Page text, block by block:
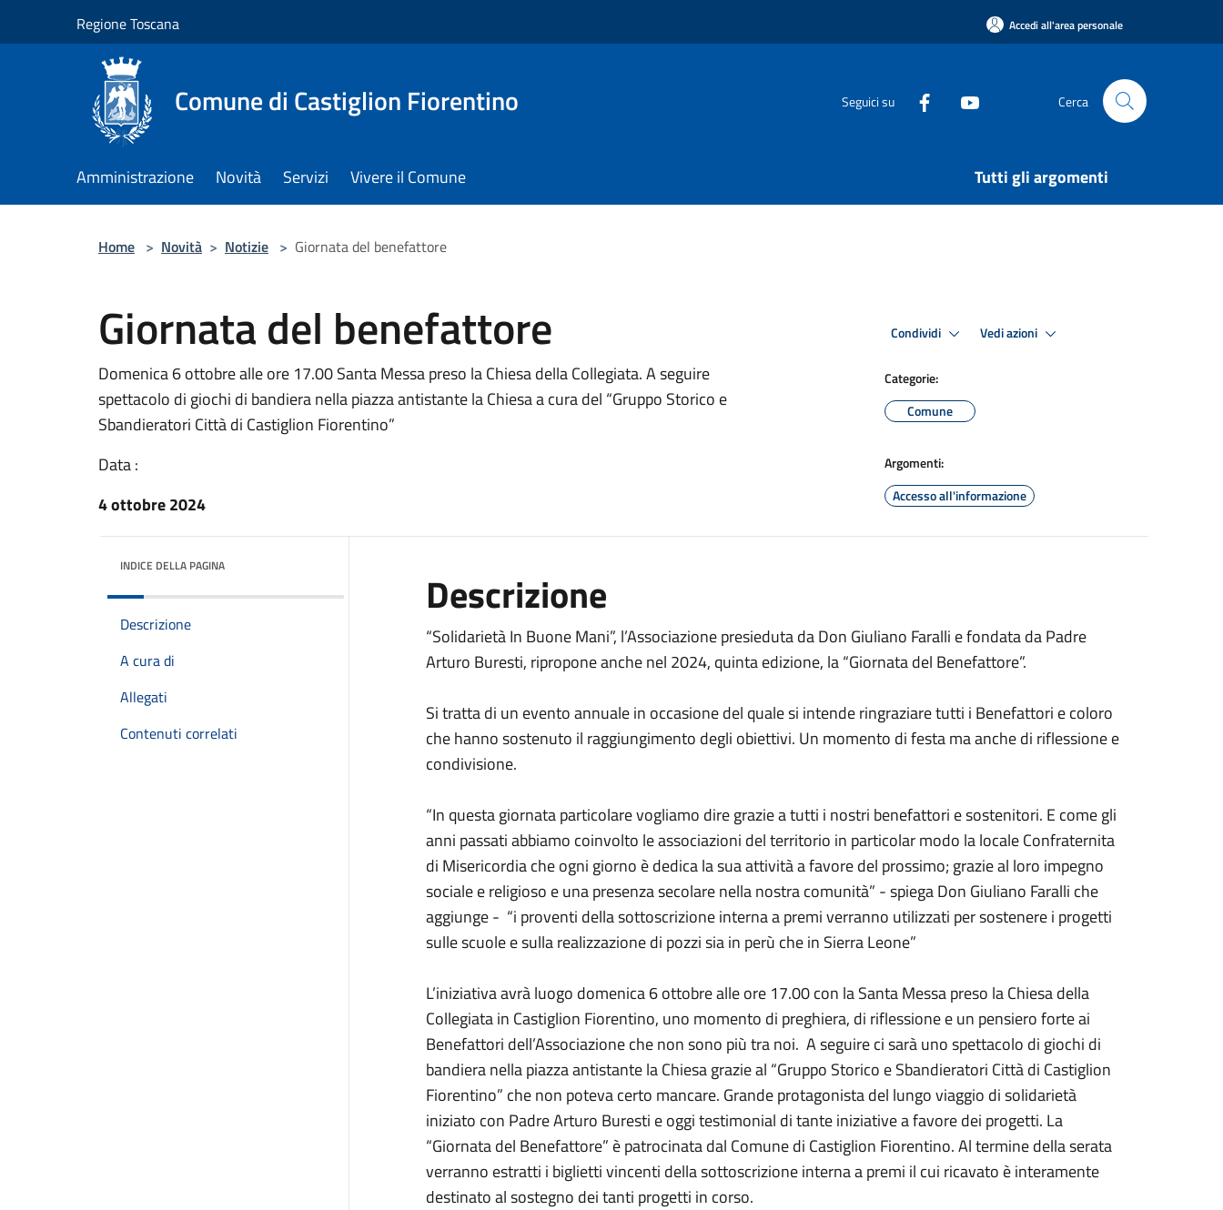
Regione Toscana Accedi all'area personale
Comune di Castiglion Fiorentino Seguici su Cerca
Amministrazione Novità Servizi Vivere il Comune Tutti gli argomenti
Home > Novità > Notizie > Giornata del benefattore
Giornata del benefattore
Domenica 6 ottobre alle ore 17.00 Santa Messa preso la Chiesa della Collegiata. A seguire
spettacolo di giochi di bandiera nella piazza antistante la Chiesa a cura del “Gruppo Storico e
Sbandieratori Città di Castiglion Fiorentino”
Data :
4 ottobre 2024
Condividi Vedi azioni
Categorie:
Comune
Argomenti:
Accesso all'informazione
INDICE DELLA PAGINA
Descrizione
A cura di
Allegati
Contenuti correlati
Descrizione
“Solidarietà In Buone Mani”, l’Associazione presieduta da Don Giuliano Faralli e fondata da Padre
Arturo Buresti, ripropone anche nel 2024, quinta edizione, la “Giornata del Benefattore”.
Si tratta di un evento annuale in occasione del quale si intende ringraziare tutti i Benefattori e coloro
che hanno sostenuto il raggiungimento degli obiettivi. Un momento di festa ma anche di riflessione e
condivisione.
“In questa giornata particolare vogliamo dire grazie a tutti i nostri benefattori e sostenitori. E come gli
anni passati abbiamo coinvolto le associazioni del territorio in particolar modo la locale Confraternita
di Misericordia che ogni giorno è dedica la sua attività a favore del prossimo; grazie al loro impegno
sociale e religioso e una presenza secolare nella nostra comunità” - spiega Don Giuliano Faralli che
aggiunge - “i proventi della sottoscrizione interna a premi verranno utilizzati per sostenere i progetti
sulle scuole e sulla realizzazione di pozzi sia in perù che in Sierra Leone”
L’iniziativa avrà luogo domenica 6 ottobre alle ore 17.00 con la Santa Messa preso la Chiesa della
Collegiata in Castiglion Fiorentino, uno momento di preghiera, di riflessione e un pensiero forte ai
Benefattori dell’Associazione che non sono più tra noi. A seguire ci sarà uno spettacolo di giochi di
bandiera nella piazza antistante la Chiesa grazie al “Gruppo Storico e Sbandieratori Città di Castiglion
Fiorentino” che non poteva certo mancare. Grande protagonista del lungo viaggio di solidarietà
iniziato con Padre Arturo Buresti e oggi testimonial di tante iniziative a favore dei progetti. La
“Giornata del Benefattore” è patrocinata dal Comune di Castiglion Fiorentino. Al termine della serata
verranno estratti i biglietti vincenti della sottoscrizione interna a premi il cui ricavato è interamente
destinato al sostegno dei tanti progetti in corso.